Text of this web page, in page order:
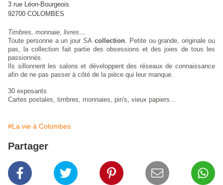
3 rue Léon-Bourgeois
92700 COLOMBES
Timbres, monnaie, livres…
Toute personne a un jour SA collection. Petite ou grande, originale ou
pas, la collection fait partie des obsessions et des joies de tous les
passionnés.
Ils sillonnent les salons et développent des réseaux de connaissance
afin de ne pas passer à côté de la pièce qui leur manque.
30 exposants
Cartes postales, timbres, monnaies, pin's, vieux papiers…
#La vie à Colombes
Partager